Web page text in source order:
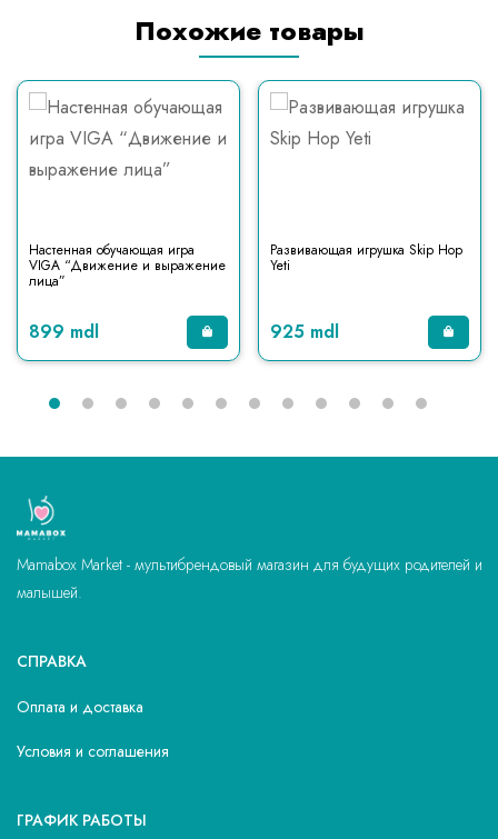
Похожие товары
Настенная обучающая игра
VIGA “Движение и выражение
лица”
899 mdl
Развивающая игрушка Skip Hop
Yeti
925 mdl
Mamabox Market - мультибрендовый магазин для будущих родителей и
малышей.
СПРАВКА
Оплата и доставка
Условия и соглашения
ГРАФИК РАБОТЫ